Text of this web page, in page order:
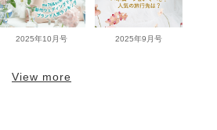
2025年10月号 2025年9月号
View more